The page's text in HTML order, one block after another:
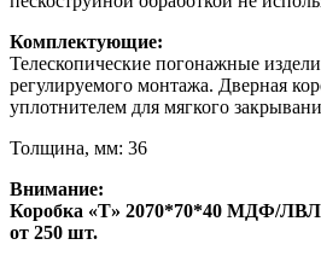
Комплектующие:
Телескопические погонажные
регулируемого монтажа. Дверная
уплотнителем для мягкого
Толщина, мм: 36
Внимание:
Коробка «Т» 2070*70*40 МДФ/ЛВЛ
от 250 шт.